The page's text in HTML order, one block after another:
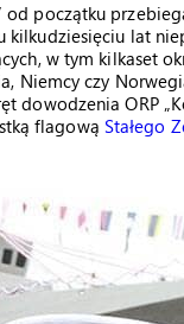
od początku
kilkudziesięciu lat
w tym kilkaset
Niemcy czy
dowodzenia ORP
flagową Stałego